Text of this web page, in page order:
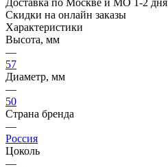
Скидки на онлайн заказы
Характеристики
Высота, мм
—
57
Диаметр, мм
—
50
Страна бренда
—
Россия
Цоколь
—